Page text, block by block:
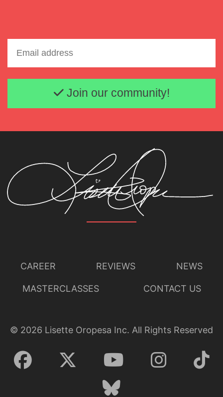
Email address
Join our community!
CAREER REVIEWS NEWS
MASTERCLASSES CONTACT US
© 2026 Lisette Oropesa Inc. All Rights Reserved